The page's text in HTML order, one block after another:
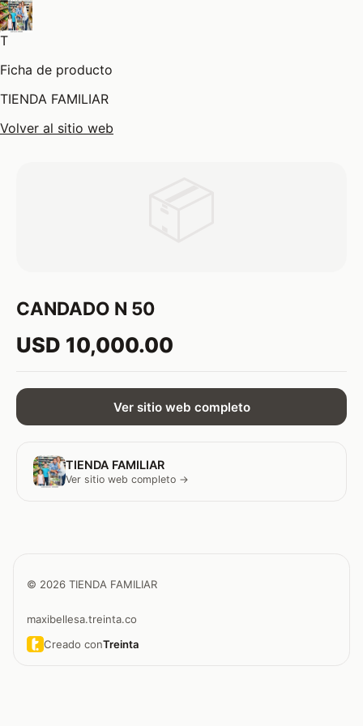
T
Ficha de producto
TIENDA FAMILIAR
Volver al sitio web
CANDADO N 50
USD 10,000.00
Ver sitio web completo
TIENDA FAMILIAR
Ver sitio web completo →
© 2026 TIENDA FAMILIAR
maxibellesa.treinta.co
Creado conTreinta